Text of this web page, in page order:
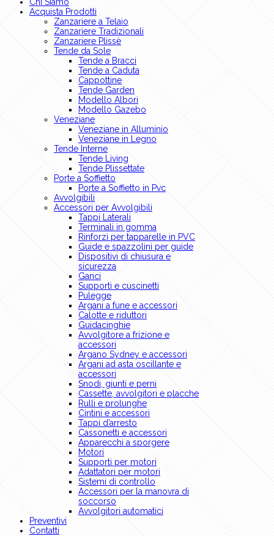
Acquista Prodotti
Zanzariere a Telaio
Zanzariere Tradizionali
Zanzariere Plissè
Tende da Sole
Tende a Bracci
Tende a Caduta
Cappottine
Tende Garden
Modello Albori
Modello Gazebo
Veneziane
Veneziane in Alluminio
Veneziane in Legno
Tende Interne
Tende Living
Tende Plissettate
Porte a Soffietto
Porte a Soffietto in Pvc
Avvolgibili
Accessori per Avvolgibili
Tappi Laterali
Terminali in gomma
Rinforzi per tapparelle in PVC
Guide e spazzolini per guide
Dispositivi di chiusura e
sicurezza
Ganci
Supporti e cuscinetti
Pulegge
Argani a fune e accessori
Calotte e riduttori
Guidacinghie
Avvolgitore a frizione e
accessori
Argano Sydney e accessori
Argani ad asta oscillante e
accessori
Snodi, giunti e perni
Cassette, avvolgitori e placche
Rulli e prolunghe
Cintini e accessori
Tappi d’arresto
Cassonetti e accessori
Apparecchi a sporgere
Motori
Supporti per motori
Adattatori per motori
Sistemi di controllo
Accessori per la manovra di
soccorso
Avvolgitori automatici
Preventivi
Contatti